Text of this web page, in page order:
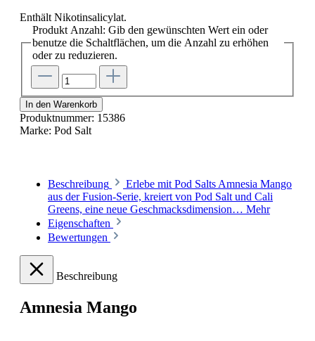
Enthält Nikotinsalicylat.
Produkt Anzahl: Gib den gewünschten Wert ein oder
benutze die Schaltflächen, um die Anzahl zu erhöhen
oder zu reduzieren.
In den Warenkorb
Produktnummer: 15386
Marke: Pod Salt
Beschreibung
Erlebe mit Pod Salts Amnesia Mango
aus der Fusion-Serie, kreiert von Pod Salt und Cali
Greens, eine neue Geschmacksdimension… Mehr
Eigenschaften
Bewertungen
Beschreibung
Amnesia Mango